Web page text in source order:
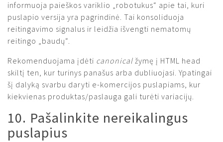
informuoja paieškos variklio „robotukus“ apie tai, kuri
puslapio versija yra pagrindinė. Tai konsoliduoja
reitingavimo signalus ir leidžia išvengti nematomų
reitingo „baudų“.
Rekomenduojama įdėti canonical žymę į HTML head
skiltį ten, kur turinys panašus arba dubliuojasi. Ypatingai
šį dalyką svarbu daryti e-komercijos puslapiams, kur
kiekvienas produktas/paslauga gali turėti variacijų.
10. Pašalinkite nereikalingus
puslapius